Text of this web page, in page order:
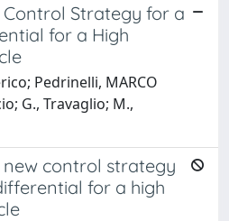
Strategy for a
for a High
Pedrinelli, MARCO
G., Travaglio; M.,
control strategy
for a high